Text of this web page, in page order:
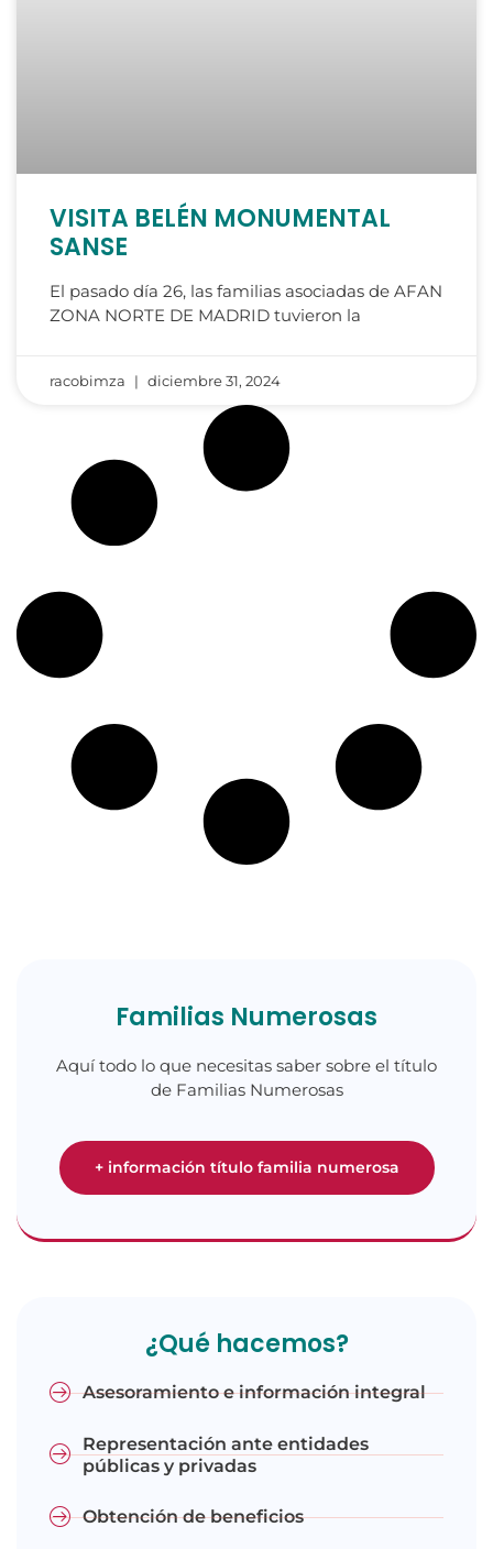
VISITA BELÉN MONUMENTAL
SANSE
El pasado día 26, las familias asociadas de AFAN
ZONA NORTE DE MADRID tuvieron la
racobimza diciembre 31, 2024
Familias Numerosas
Aquí todo lo que necesitas saber sobre el título
de Familias Numerosas
+ información título familia numerosa
¿Qué hacemos?
Asesoramiento e información integral
Representación ante entidades
públicas y privadas
Obtención de beneficios